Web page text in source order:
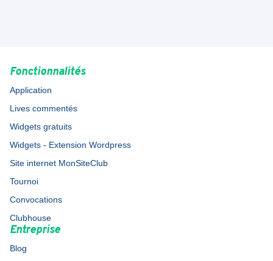
Fonctionnalités
Application
Lives commentés
Widgets gratuits
Widgets - Extension Wordpress
Site internet MonSiteClub
Tournoi
Convocations
Clubhouse
Entreprise
Blog